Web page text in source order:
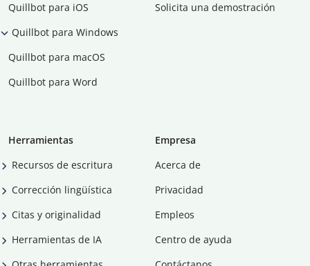
Quillbot para iOS
Quillbot para Windows
Quillbot para macOS
Quillbot para Word
Solicita una demostración
Herramientas
Recursos de escritura
Corrección lingüística
Citas y originalidad
Herramientas de IA
Empresa
Acerca de
Privacidad
Empleos
Centro de ayuda